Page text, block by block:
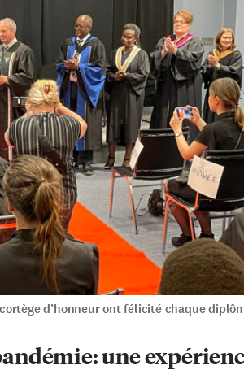
d’honneur ont félicité chaque
une